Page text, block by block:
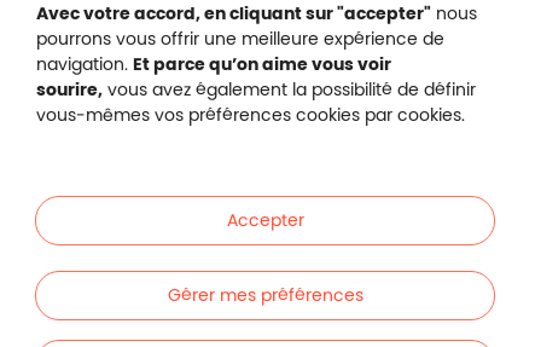
Malakoff Humanis sur Facebook
Malakoff Humanis sur YouTube
Malakoff Humanis sur X
Malakoff Humanis
Malakoff Humanis à vos côtés.
Particuliers
Avec votre accord, en cliquant sur "accepter" nous
pourrons vous offrir une meilleure expérience de
navigation. Et parce qu’on aime vous voir
sourire, vous avez également la possibilité de définir
vous-mêmes vos préférences cookies par cookies.
Gérer mes préférences
Accepter